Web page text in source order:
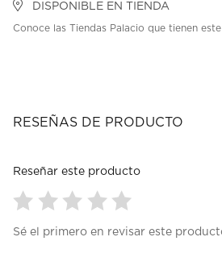
DISPONIBLE EN TIENDA
Conoce las Tiendas Palacio que tienen
RESEÑAS DE PRODUCTO
Reseñar este producto
paraparaparaparapara
Sé el primero en revisar este